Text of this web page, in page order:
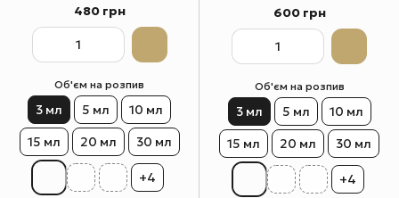
480 грн
Об'єм на розпив
3 мл 5 мл
10 мл
15 мл
20 мл 30 мл
+4
600 грн
Об'єм на розпив
3 мл 5 мл
10 мл
15 мл
20 мл 30 мл
+4